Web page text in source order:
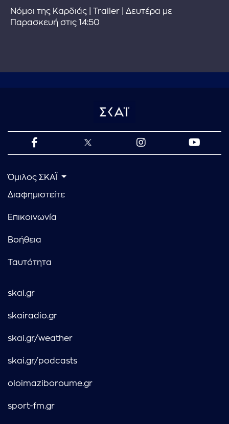
Νόμοι της Καρδιάς | Trailer | Δευτέρα με
Παρασκευή στις 14:50
Όμιλος ΣΚΑΪ
Διαφημιστείτε
Επικοινωνία
Βοήθεια
Ταυτότητα
skai.gr
skairadio.gr
skai.gr/weather
skai.gr/podcasts
oloimaziboroume.gr
sport-fm.gr